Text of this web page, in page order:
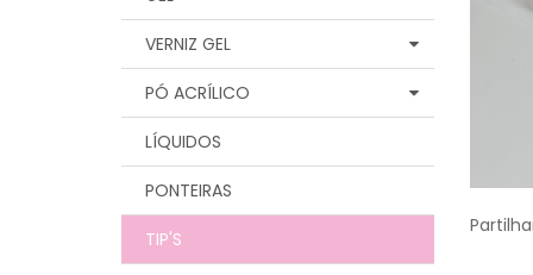
VERNIZ GEL
PÓ ACRÍLICO
LÍQUIDOS
PONTEIRAS
TIP'S